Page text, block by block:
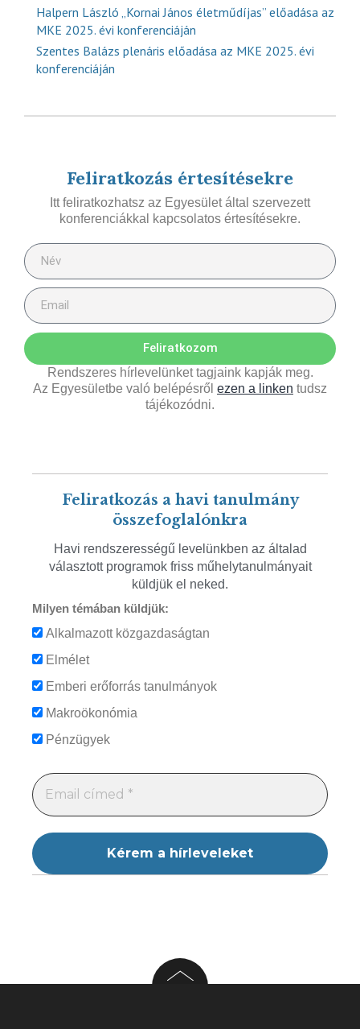
Halpern László „Kornai János életműdíjas” előadása az
MKE 2025. évi konferenciáján
Szentes Balázs plenáris előadása az MKE 2025. évi
konferenciáján
Feliratkozás értesítésekre
Itt feliratkozhatsz az Egyesület által szervezett
konferenciákkal kapcsolatos értesítésekre.
Feliratkozom
Rendszeres hírlevelünket tagjaink kapják meg.
Az Egyesületbe való belépésről ezen a linken tudsz
tájékozódni.
Feliratkozás a havi tanulmány
összefoglalónkra
Havi rendszerességű levelünkben az általad
választott programok friss műhelytanulmányait
küldjük el neked.
Milyen témában küldjük:
Alkalmazott közgazdaságtan
Elmélet
Emberi erőforrás tanulmányok
Makroökonómia
Pénzügyek